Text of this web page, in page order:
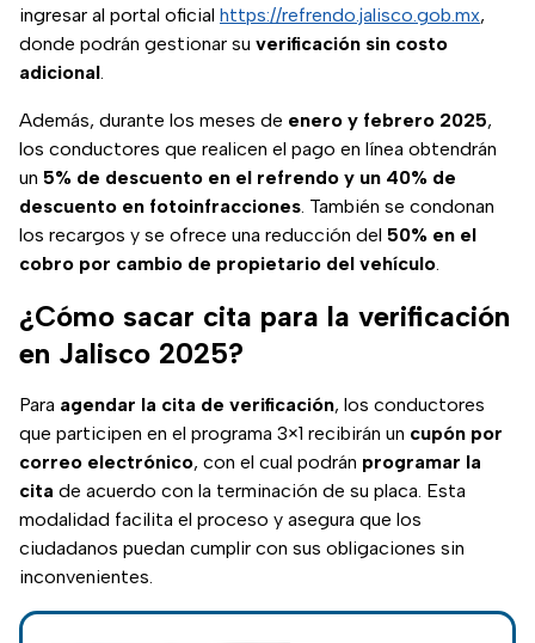
ingresar al portal oficial https://refrendo.jalisco.gob.mx,
donde podrán gestionar su verificación sin costo
adicional.
Además, durante los meses de enero y febrero 2025,
los conductores que realicen el pago en línea obtendrán
un 5% de descuento en el refrendo y un 40% de
descuento en fotoinfracciones. También se condonan
los recargos y se ofrece una reducción del 50% en el
cobro por cambio de propietario del vehículo.
¿Cómo sacar cita para la verificación
en Jalisco 2025?
Para agendar la cita de verificación, los conductores
que participen en el programa 3×1 recibirán un cupón por
correo electrónico, con el cual podrán programar la
cita de acuerdo con la terminación de su placa. Esta
modalidad facilita el proceso y asegura que los
ciudadanos puedan cumplir con sus obligaciones sin
inconvenientes.